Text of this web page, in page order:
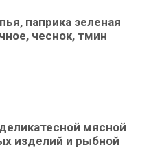
паприка зеленая
чеснок, тмин
мясной
изделий и рыбной